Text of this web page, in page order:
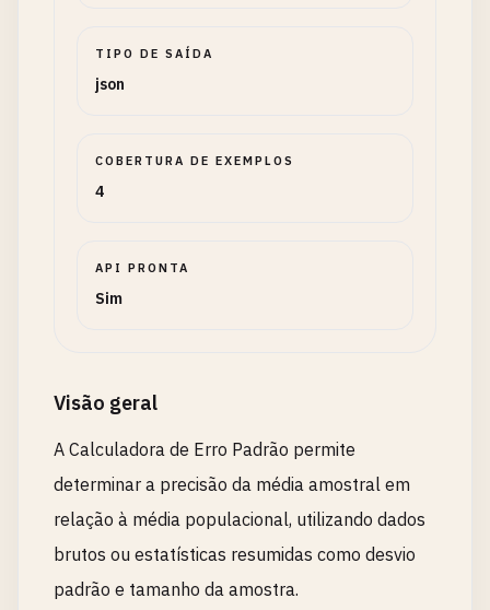
TIPO DE SAÍDA
json
COBERTURA DE EXEMPLOS
4
API PRONTA
Sim
Visão geral
A Calculadora de Erro Padrão permite
determinar a precisão da média amostral em
relação à média populacional, utilizando dados
brutos ou estatísticas resumidas como desvio
padrão e tamanho da amostra.